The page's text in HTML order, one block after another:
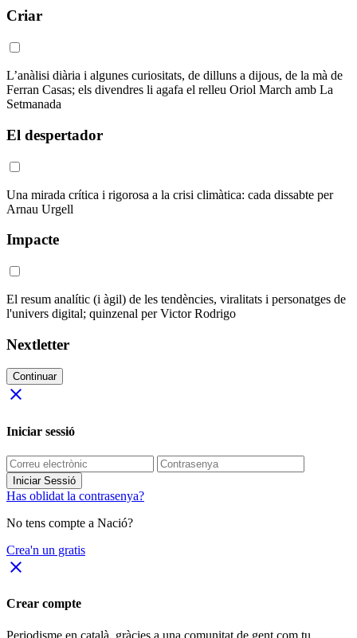
Criar
L’anàlisi diària i algunes curiositats, de dilluns a dijous, de la mà de
Ferran Casas; els divendres li agafa el relleu Oriol March amb La
Setmanada
El despertador
Una mirada crítica i rigorosa a la crisi climàtica: cada dissabte per
Arnau Urgell
Impacte
El resum analític (i àgil) de les tendències, viralitats i personatges de
l'univers digital; quinzenal per Victor Rodrigo
Nextletter
Continuar
close
Iniciar sessió
Iniciar Sessió
Has oblidat la contrasenya?
No tens compte a Nació?
Crea'n un gratis
close
Crear compte
Periodisme en català, gràcies a una comunitat de gent com tu